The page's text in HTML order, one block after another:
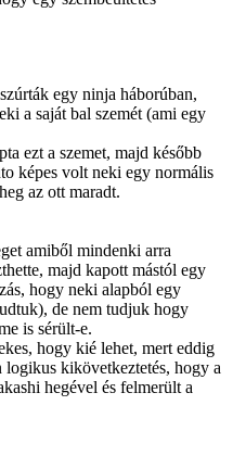
egy ninja háborúban,
a saját bal szemét (ami egy
ezt a szemet, majd később
képes volt neki egy normális
az ott maradt.
amiből mindenki arra
majd kapott mástól egy
hogy neki alapból egy
de nem tudjuk hogy
is sérült-e.
hogy kié lehet, mert eddig
kikövetkeztetés, hogy a
hegével és felmerült a